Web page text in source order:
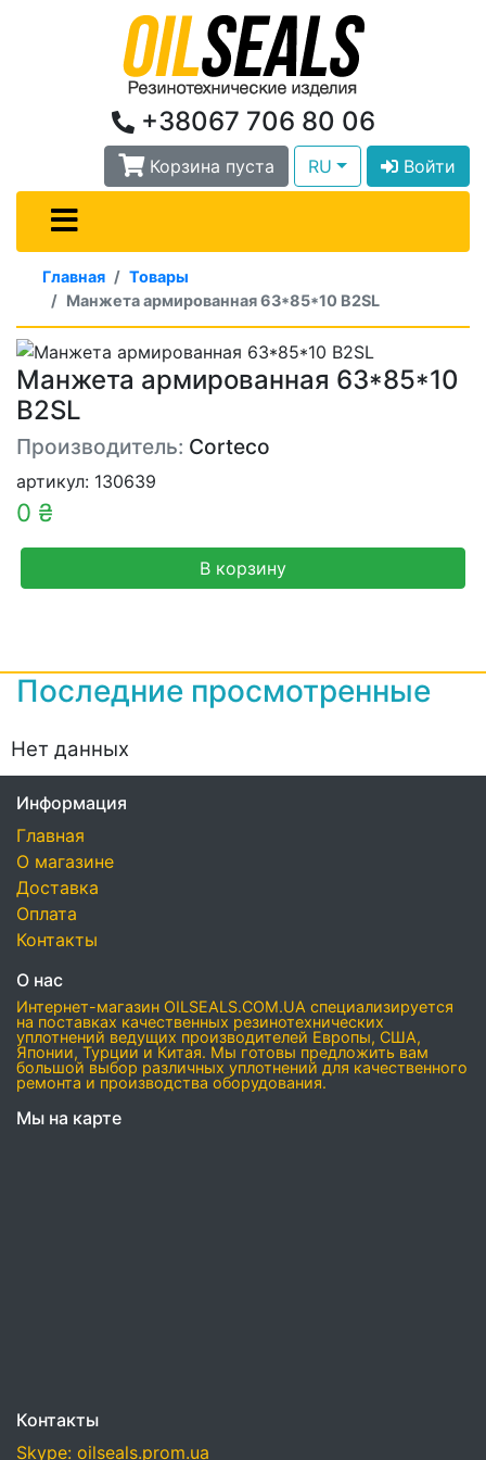
+38067 706 80 06
Корзина пуста RU Войти
Главная
Товары
Манжета армированная 63*85*10 B2SL
Манжета армированная 63*85*10
B2SL
Производитель: Corteco
артикул: 130639
0 ₴
В корзину
Последние просмотренные
Нет данных
Информация
Главная
О магазине
Доставка
Оплата
Контакты
О нас
Интернет-магазин OILSEALS.COM.UA специализируется
на поставках качественных резинотехнических
уплотнений ведущих производителей Европы, США,
Японии, Турции и Китая. Мы готовы предложить вам
большой выбор различных уплотнений для качественного
ремонта и производства оборудования.
Мы на карте
Контакты
Skype: oilseals.prom.ua